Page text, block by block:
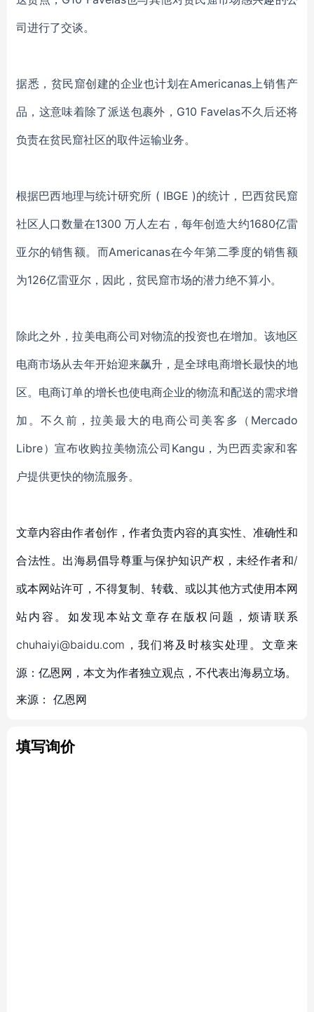
司进行了交谈。
据悉，贫民窟创建的企业也计划在Americanas上销售产
品，这意味着除了派送包裹外， G10 Favelas不久后还将
负责在贫民窟社区的取件运输业务。
根据巴西地理与统计研究所 ( IBGE )的统计 ， 巴西贫民窟
社区人口数量在1300 万人左右，每年创造大约1680亿雷
亚尔的销售额。 而Americanas在今年第二季度的销售额
为126亿雷亚尔，因此，贫民窟市场的潜力绝不算小。
除此之外，拉美电商公司对物流的投资也在增加。该地区
电商市场从去年开始迎来飙升，是全球电商增长最快的地
区。电商订单的增长也使电商企业的物流和配送的需求增
加。不久前，拉美最大的电商公司美客多（ Mercado
Libre）宣布收购拉美物流公司Kangu，为巴西卖家和客
户提供更快的物流服务。
文章内容由作者创作，作者负责内容的真实性、准确性和
合法性。出海易倡导尊重与保护知识产权，未经作者和/
或本网站许可，不得复制、转载、或以其他方式使用本网
站内容。如发现本站文章存在版权问题，烦请联系
chuhaiyi@baidu.com，我们将及时核实处理。文章来
源：亿恩网，本文为作者独立观点，不代表出海易立场。
来源： 亿恩网
填写询价